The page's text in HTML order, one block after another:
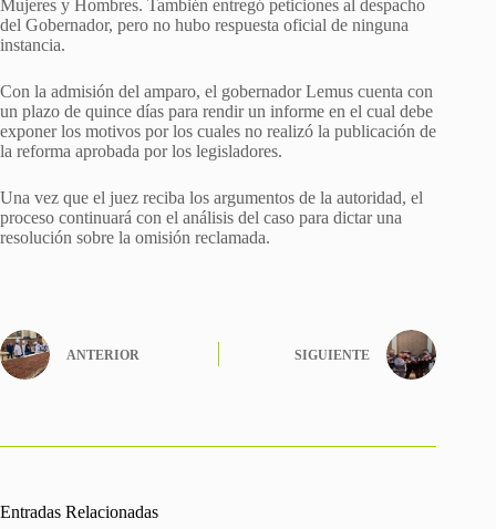
Mujeres y Hombres. También entregó peticiones al despacho
del Gobernador, pero no hubo respuesta oficial de ninguna
instancia.
Con la admisión del amparo, el gobernador Lemus cuenta con
un plazo de quince días para rendir un informe en el cual debe
exponer los motivos por los cuales no realizó la publicación de
la reforma aprobada por los legisladores.
Una vez que el juez reciba los argumentos de la autoridad, el
proceso continuará con el análisis del caso para dictar una
resolución sobre la omisión reclamada.
ANTERIOR SIGUIENTE
Entradas Relacionadas